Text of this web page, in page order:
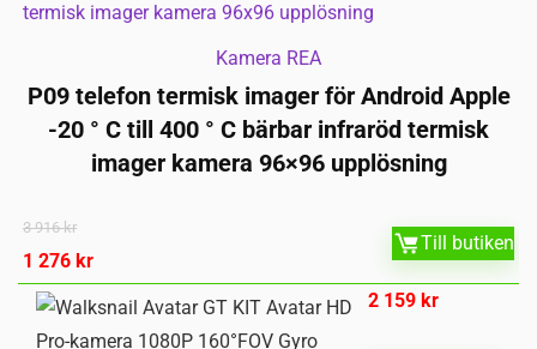
Kamera REA
P09 telefon termisk imager för Android Apple
-20 ° C till 400 ° C bärbar infraröd termisk
imager kamera 96×96 upplösning
3 916kr
1 276kr
Till butiken
2 159 kr